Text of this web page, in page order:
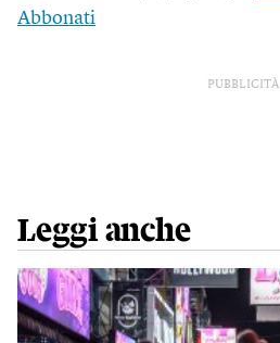
Abbonati
PUBBLICITÀ
Leggi anche